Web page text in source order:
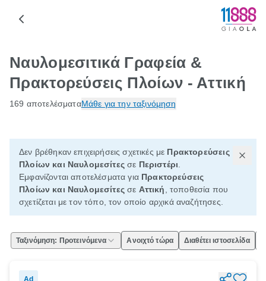
Ναυλομεσιτικά Γραφεία &
Πρακτορεύσεις Πλοίων - Αττική
169 αποτελέσματαΜάθε για την ταξινόμηση
Δεν βρέθηκαν επιχειρήσεις σχετικές με Πρακτορεύσεις
Πλοίων και Ναυλομεσίτεςσε Περιστέρι
Εμφανίζονται αποτελέσματα για Πρακτορεύσεις
Πλοίων και Ναυλομεσίτεςσε Αττική
, τοποθεσία που
σχετίζεται με τον τόπο, τον οποίο αρχικά αναζήτησες.
Ταξινόμηση: Προτεινόμενα Ανοιχτό τώρα Διαθέτει ιστοσελίδα
Ad